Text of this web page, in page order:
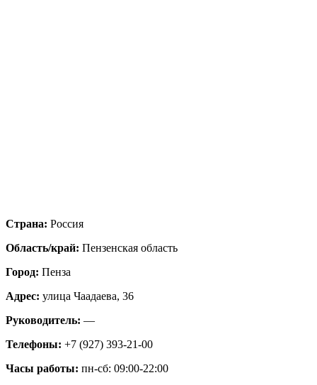
Страна: Россия
Область/край: Пензенская область
Город: Пенза
Адрес: улица Чаадаева, 36
Руководитель: —
Телефоны: +7 (927) 393-21-00
Часы работы: пн-сб: 09:00-22:00